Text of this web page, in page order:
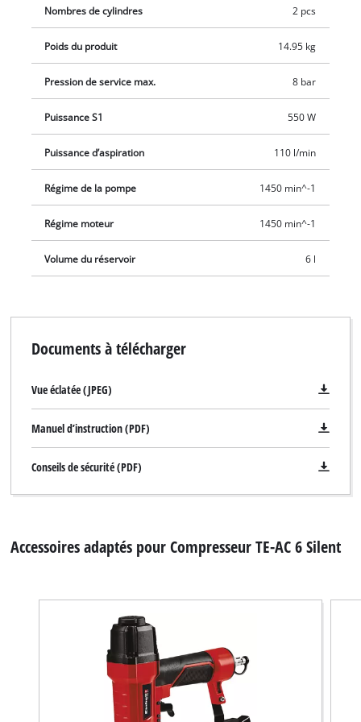
fonctionnement régulée. La soupape de sécurité assure la
protection de l’utilisateur. Grâce à son faible poids et à sa
poignée très pratique, le compresseur est mobile et se
transporte en un tour de main. Ses pieds d’appui amortissent
les vibrations tout en assurant une bonne stabilité lors de
l’utilisation.
Nombres de cylindres 2 pcs
Poids du produit 14.95 kg
Pression de service max. 8 bar
Puissance S1 550 W
Puissance d’aspiration 110 l/min
Régime de la pompe 1450 min^-1
Régime moteur 1450 min^-1
Volume du réservoir 6 l
Documents à télécharger
Vue éclatée (JPEG)
Manuel d’instruction (PDF)
Conseils de sécurité (PDF)
Accessoires adaptés pour Compresseur TE-AC 6 Silent